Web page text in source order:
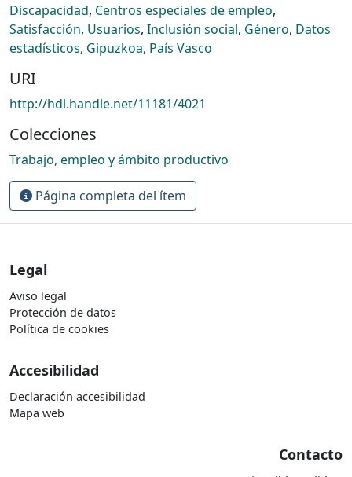
Discapacidad, Centros especiales de empleo,
Satisfacción, Usuarios, Inclusión social, Género, Datos
estadísticos, Gipuzkoa, País Vasco
URI
http://hdl.handle.net/11181/4021
Colecciones
Trabajo, empleo y ámbito productivo
Página completa del ítem
Legal
Aviso legal
Protección de datos
Política de cookies
Accesibilidad
Declaración accesibilidad
Mapa web
Contacto